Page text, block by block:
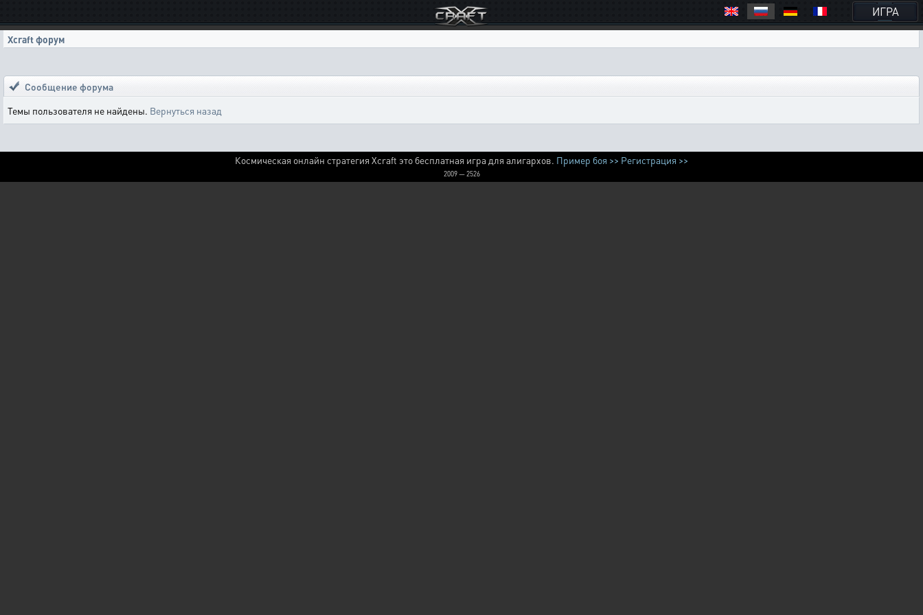
ИГРА
Xcraft форум
Сообщение форума
Темы пользователя не найдены. Вернуться назад
Космическая онлайн стратегия Xcraft это бесплатная игра для алигархов. Пример боя >> Регистрация >>
2009 — 2526